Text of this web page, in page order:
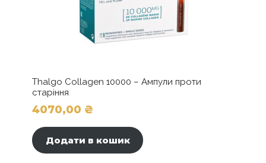
Thalgo Collagen 10000 – Ампули проти
старіння
4070,00 ₴
Додати в кошик